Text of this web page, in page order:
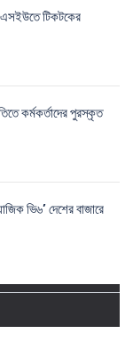
টিকটকের
কর্মকর্তাদের পুরস্কৃত
ভি৬’ দেশের বাজারে